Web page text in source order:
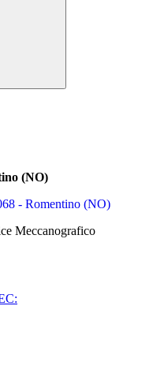
(NO)
- Romentino (NO)
Meccanografico